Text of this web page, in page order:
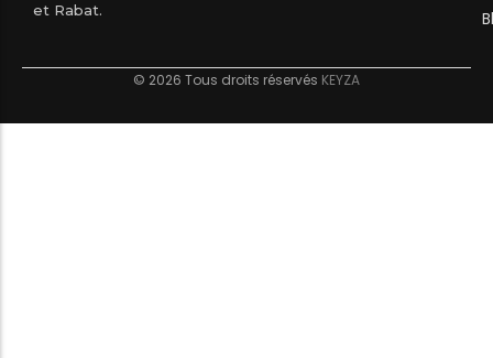
et Rabat.
© 2026 Tous droits réservés KEYZA